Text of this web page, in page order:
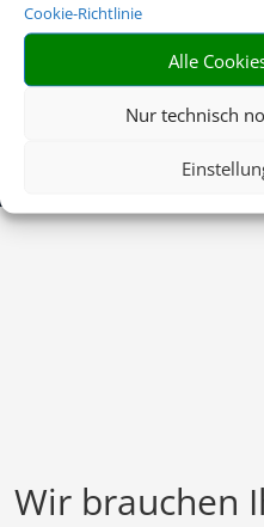
Cookie-Richtlinie
Alle
Nur technisch
Wir brauchen